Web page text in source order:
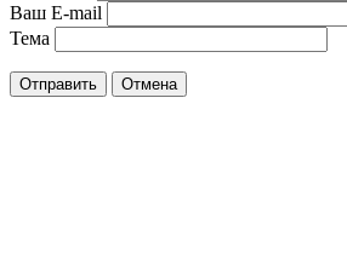
Ваш E-mail
Тема
Отправить Отмена